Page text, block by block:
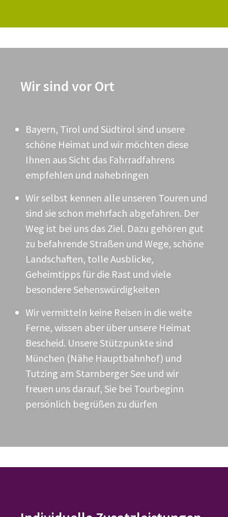
Wir sind vor Ort
Bayern, Tirol und Südtirol sind unsere
schöne Heimat und wir möchten diese
Ihnen aus Sicht das Fahrradfahrens
empfehlen und nahebringen
Wir selbst kennen alle unseren Touren und
sind sie schon mehrfach abgefahren. Der
Weg ist bei uns das Ziel. Dazu gehören gut
zu befahrende Straßen und Wege, schöne
Landschaften, tolle Ausblicke,
Geheimtipps für die Rast und viele
besondere Sehenswürdigkeiten
Wir vermitteln keine Reisen in die weite
Ferne, wissen aber über unsere Heimat
Bescheid. Unsere Stützpunkte sind
München (Nähe Hauptbahnhof) und
Tutzing am Starnberger See und wir
freuen uns darauf, Sie bei Tourbeginn
persönlich begrüßen zu dürfen